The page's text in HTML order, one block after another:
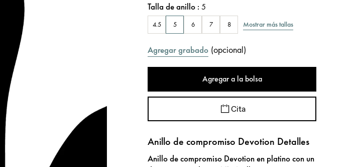
Talla de anillo :5
4.5 5 6 7 8 Mostrar más tallas
Agregar grabado (opcional)
Agregar a la bolsa
Cita
Anillo de compromiso Devotion Detalles
Anillo de compromiso Devotion en platino con un